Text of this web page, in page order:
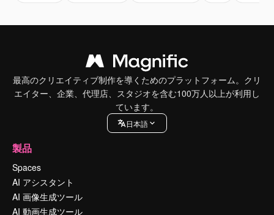
最高のクリエイティブ制作を導くためのプラットフォーム。クリ
エイター、企業、代理店、スタジオを含む100万人以上が利用し
ています。
日本語
製品
Spaces
AI アシスタント
AI 画像生成ツール
AI 動画生成ツール